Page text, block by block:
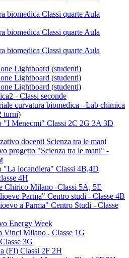
biomedica Classi quarte Aula
biomedica Classi quarte Aula
biomedica Classi quarte Aula
Lightboard (studenti)
Lightboard (studenti)
Lightboard (studenti)
- Classi seconde
curvatura biomedica - Lab chimica
turni)
"I Menecmi" Classi 2C 2G 3A 3D
docenti Scienza tra le mani
progetto "Scienza tra le mani" -
"La locandiera" Classi 4B,4D
4H
Chirico Milano -Classi 5A, 5E
Parma" Centro studi - Classe 4B
a Parma" Centro Studi - Classe
Energy Week
Vinci Milano . Classe 1G
3G
(FI) Classi 2F 2H